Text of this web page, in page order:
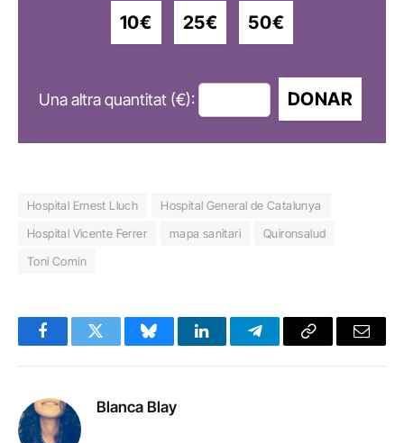
10€ 25€ 50€
Una altra quantitat (€): DONAR
Hospital Ernest Lluch
Hospital General de Catalunya
Hospital Vicente Ferrer
mapa sanitari
Quironsalud
Toni Comín
FacebookTwitter BlueskyLinkedInTelegramCopy
Email
Blanca Blay